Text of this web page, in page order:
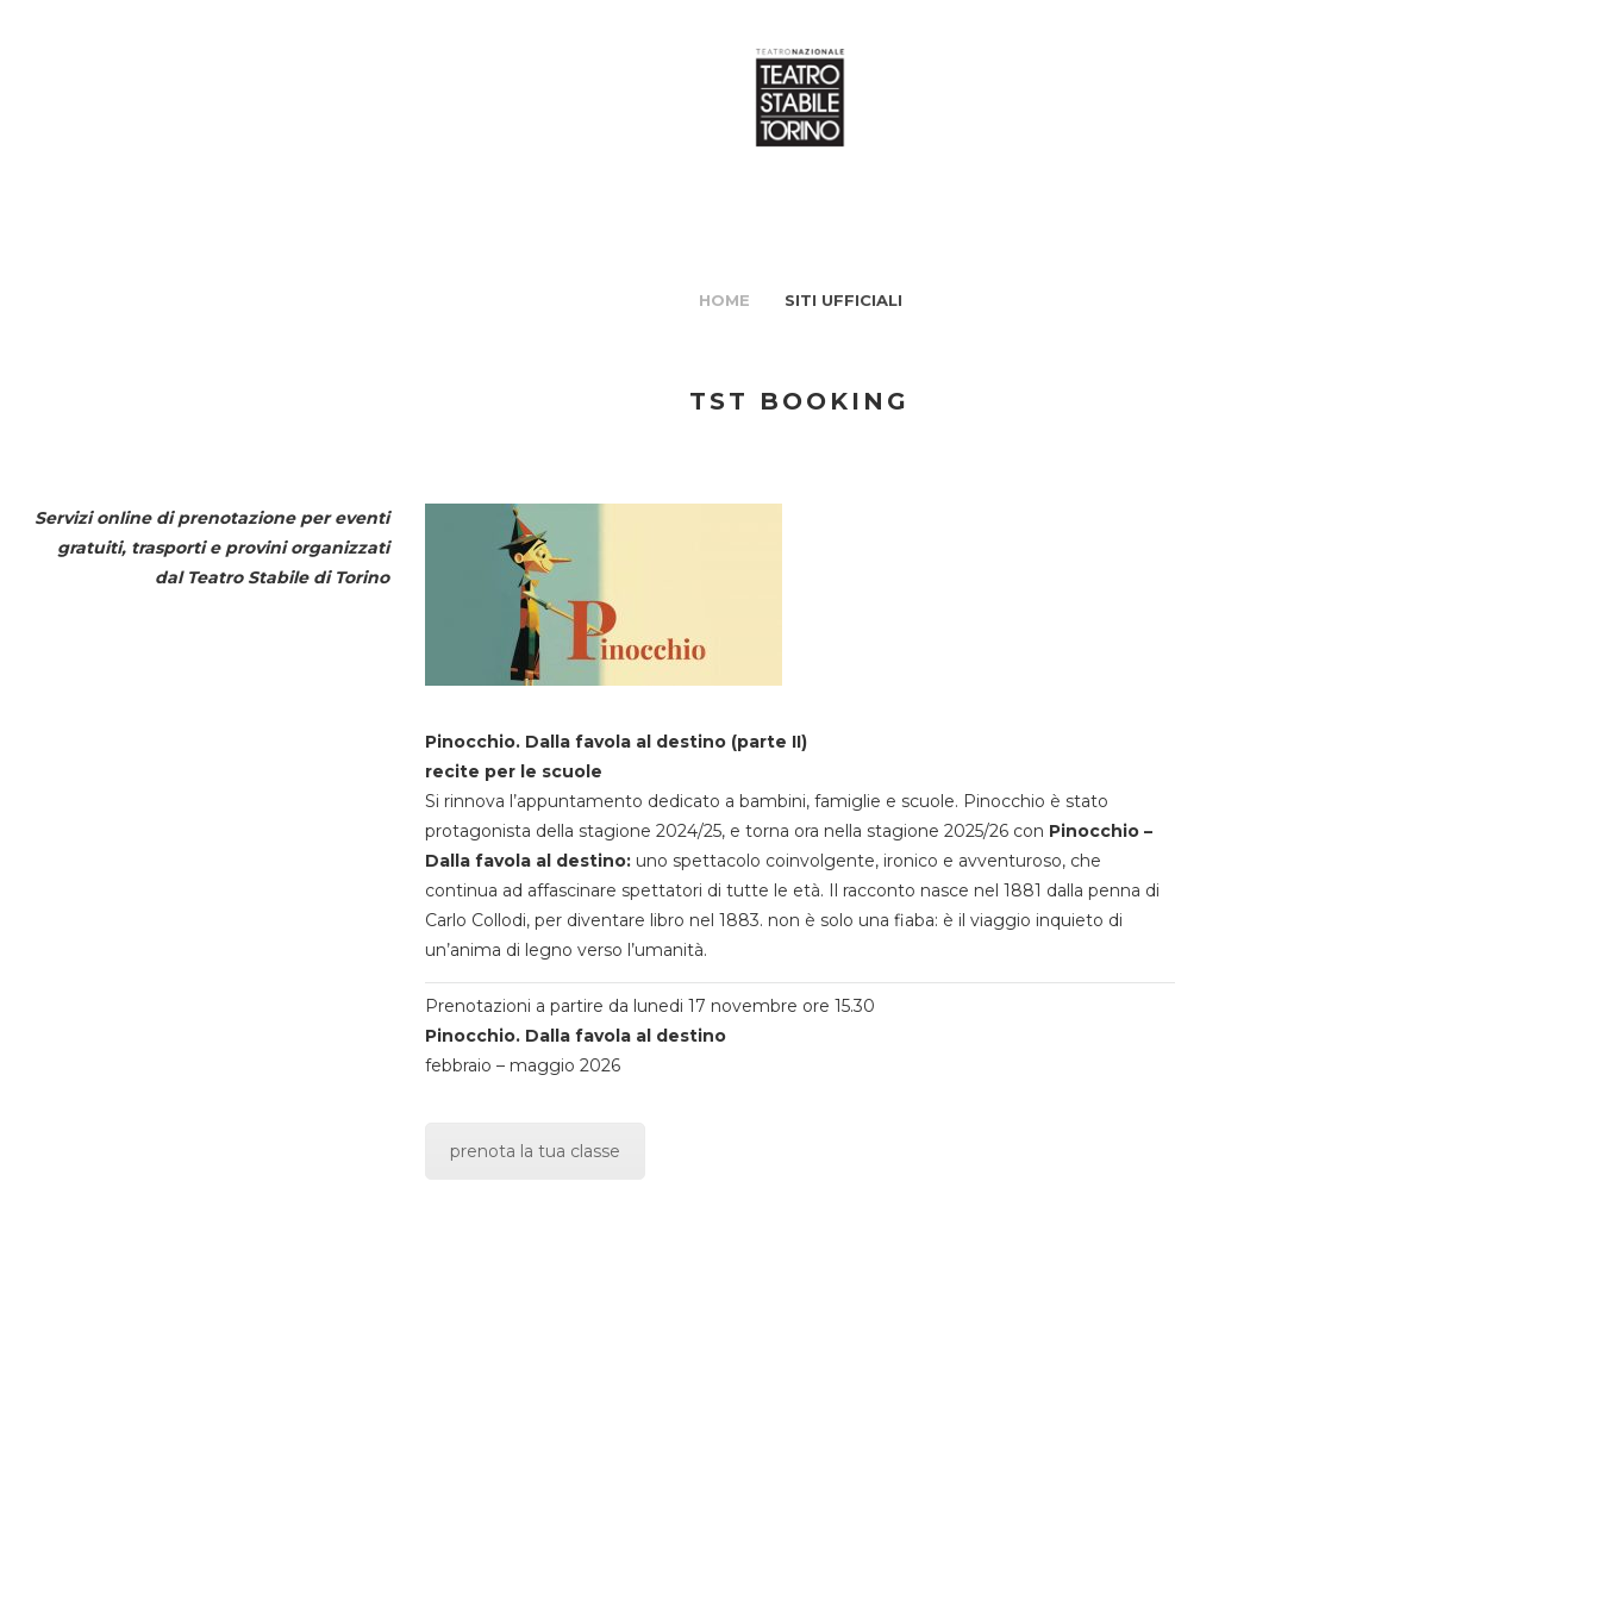
HOME SITI UFFICIALI
TST BOOKING
Servizi online di prenotazione per eventi
gratuiti, trasporti e provini organizzati
dal Teatro Stabile di Torino
Pinocchio. Dalla favola al destino (parte II)
recite per le scuole
Si rinnova l’appuntamento dedicato a bambini, famiglie e scuole. Pinocchio è stato
protagonista della stagione 2024/25, e torna ora nella stagione 2025/26 con Pinocchio –
Dalla favola al destino:uno spettacolo coinvolgente, ironico e avventuroso, che
continua ad affascinare spettatori di tutte le età. Il racconto nasce nel 1881 dalla penna di
Carlo Collodi, per diventare libro nel 1883. non è solo una fiaba: è il viaggio inquieto di
un’anima di legno verso l’umanità.
Prenotazioni a partire da lunedi 17 novembre ore 15.30
Pinocchio. Dalla favola al destino
febbraio – maggio 2026
prenota la tua classe